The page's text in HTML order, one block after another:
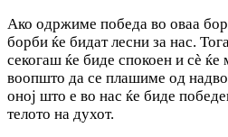
Ако одржиме победа во оваа
борби ќе бидат лесни за нас.
секогаш ќе биде спокоен и сѐ
воопшто да се плашиме од
оној што е во нас ќе биде
телото на духот.